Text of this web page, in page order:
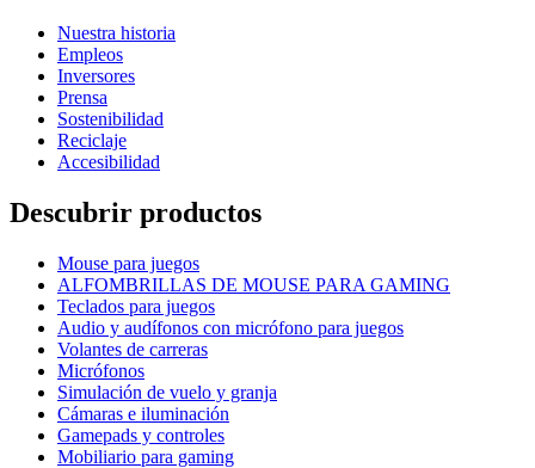
Nuestra historia
Empleos
Inversores
Prensa
Sostenibilidad
Reciclaje
Accesibilidad
Descubrir productos
Mouse para juegos
ALFOMBRILLAS DE MOUSE PARA GAMING
Teclados para juegos
Audio y audífonos con micrófono para juegos
Volantes de carreras
Micrófonos
Simulación de vuelo y granja
Cámaras e iluminación
Gamepads y controles
Mobiliario para gaming